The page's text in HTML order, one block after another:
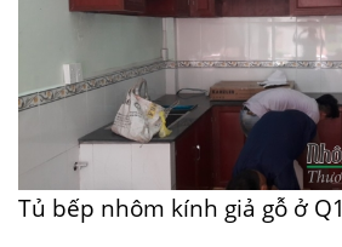
Tủ bếp nhôm kính giả gỗ ở Q1